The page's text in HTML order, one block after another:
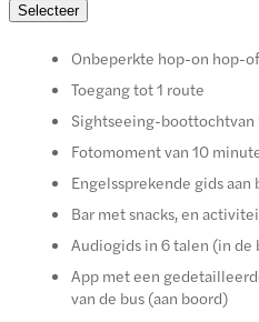
Selecteer
Onbeperkte hop-on hop-
Toegang tot 1 route
Sightseeing-
Fotomoment van 10
Engelssprekende gids aan
Bar met snacks, en
Audiogids in 6 talen (in de
App met een
van de bus (aan boord)